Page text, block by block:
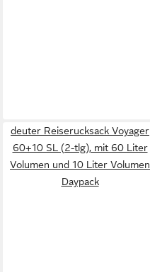
deuter Reiserucksack Voyager
60+10 SL (2-tlg), mit 60 Liter
Volumen und 10 Liter Volumen
Daypack